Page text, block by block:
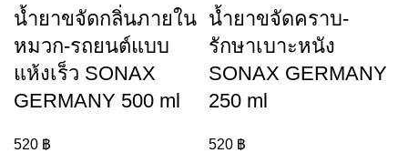
น้ำยาขจัดกลิ่นภายใน
หมวก-รถยนต์แบบ
แห้งเร็ว SONAX
GERMANY 500 ml
520 ฿
น้ำยาขจัดคราบ-
รักษาเบาะหนัง
SONAX GERMANY
250 ml
520 ฿